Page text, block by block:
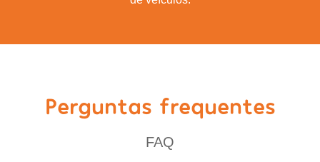
Perguntas frequentes
FAQ